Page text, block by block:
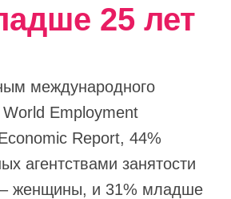
25 лет
международного
Employment
Report, 44%
агентствами занятости
женщины, и 31% младше